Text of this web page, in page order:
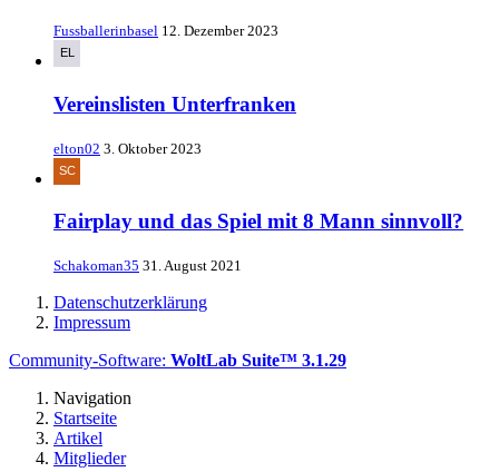
Fussballerinbasel 12. Dezember 2023
Vereinslisten Unterfranken
elton02 3. Oktober 2023
Fairplay und das Spiel mit 8 Mann sinnvoll?
Schakoman35 31. August 2021
Datenschutzerklärung
Impressum
Community-Software: WoltLab Suite™ 3.1.29
Navigation
Startseite
Artikel
Mitglieder